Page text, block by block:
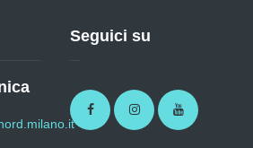
Seguici su
FacebookInstagramYoutube